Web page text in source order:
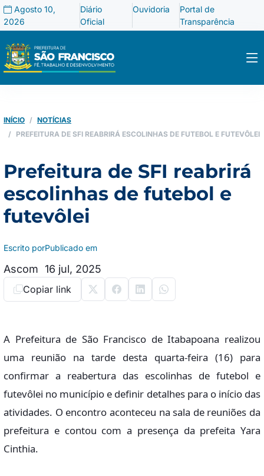
Agosto 10,
2026
Diário
Oficial
Ouvidoria
Portal de
Transparência
INÍCIO
NOTÍCIAS
PREFEITURA DE SFI REABRIRÁ ESCOLINHAS DE FUTEBOL E FUTEVÔLEI
Prefeitura de SFI reabrirá
escolinhas de futebol e
futevôlei
Escrito por
Ascom
Publicado em
16 jul, 2025
Copiar link
A Prefeitura de São Francisco de Itabapoana realizou
uma reunião na tarde desta quarta-feira (16) para
confirmar a reabertura das escolinhas de futebol e
futevôlei no município e definir detalhes para o início das
atividades. O encontro aconteceu na sala de reuniões da
prefeitura e contou com a presença da prefeita Yara
Cinthia.